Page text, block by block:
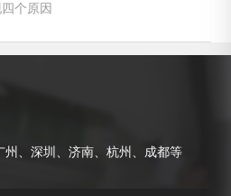
个原因
州、深圳、济南、杭州、成都等